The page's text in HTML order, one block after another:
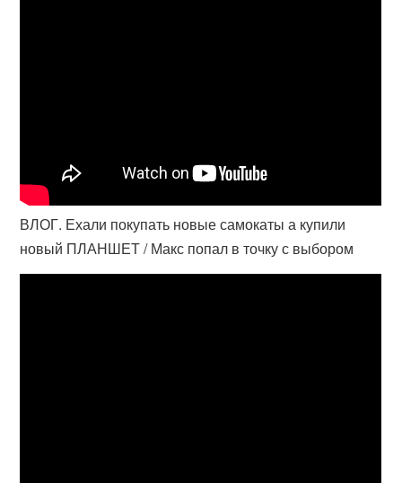
ВЛОГ. Ехали покупать новые самокаты а купили
новый ПЛАНШЕТ / Макс попал в точку с выбором